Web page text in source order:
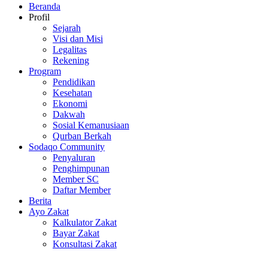
Beranda
Profil
Sejarah
Visi dan Misi
Legalitas
Rekening
Program
Pendidikan
Kesehatan
Ekonomi
Dakwah
Sosial Kemanusiaan
Qurban Berkah
Sodaqo Community
Penyaluran
Penghimpunan
Member SC
Daftar Member
Berita
Ayo Zakat
Kalkulator Zakat
Bayar Zakat
Konsultasi Zakat